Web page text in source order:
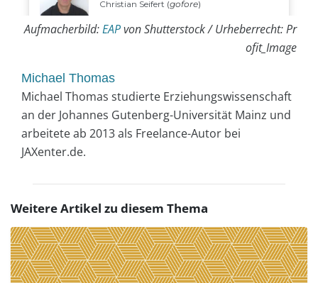
Aufmacherbild:EAPvon Shutterstock / Urheberrecht: Pr
ofit_Image
Michael Thomas
Michael Thomas studierte Erziehungswissenschaft
an der Johannes Gutenberg-Universität Mainz und
arbeitete ab 2013 als Freelance-Autor bei
JAXenter.de.
Weitere Artikel zu diesem Thema